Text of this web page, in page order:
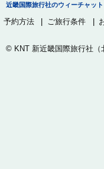
近畿国際旅行社のウィーチャッ
予約方法 ご旅行条件
© KNT 新近畿国際旅行社